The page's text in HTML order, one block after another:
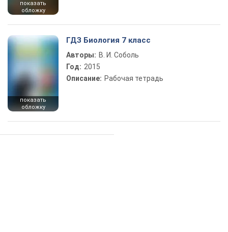
показать
обложку
показать
обложку
ГДЗ Биология 7 класс
Авторы: В. И. Соболь
Год: 2015
Описание: Рабочая тетрадь